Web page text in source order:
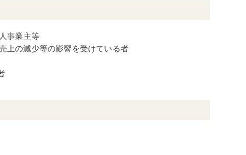
事業主等
上の減少等の影響を受けている者